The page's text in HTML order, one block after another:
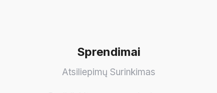
Sprendimai
Atsiliepimų Surinkimas